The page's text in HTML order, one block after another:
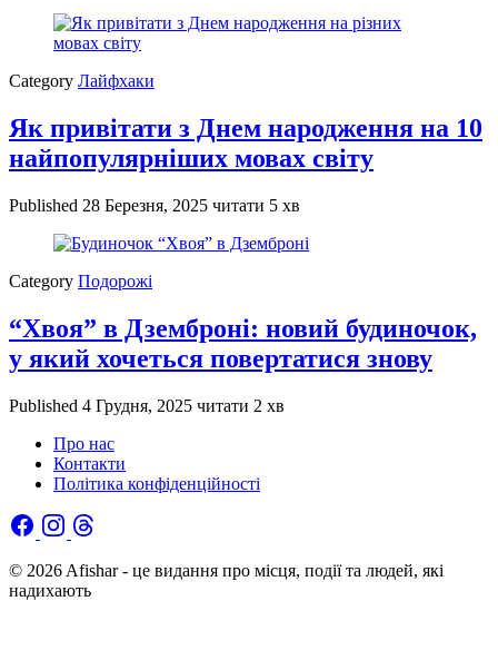
Category Лайфхаки
Як привітати з Днем народження на 10
найпопулярніших мовах світу
Published 28 Березня, 2025 читати 5 хв
Category Подорожі
“Хвоя” в Дземброні: новий будиночок,
у який хочеться повертатися знову
Published 4 Грудня, 2025 читати 2 хв
Про нас
Контакти
Політика конфіденційності
© 2026 Afishar - це видання про місця, події та людей, які
надихають